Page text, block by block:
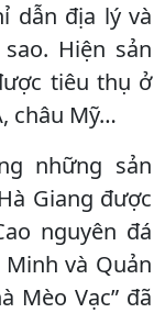
dẫn địa lý và
Hiện sản
tiêu thụ ở
châu Mỹ…
những sản
Giang được
nguyên đá
và Quản
Mèo Vạc” đã